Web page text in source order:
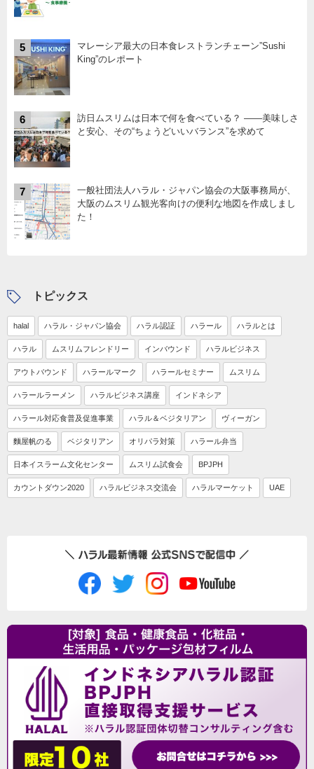
5
マレーシア最大の日本食レストランチェーン”Sushi
King”のレポート
6
訪日ムスリムは日本で何を食べている？ ――美味しさ
と安心、その“ちょうどいいバランス”を求めて
7
一般社団法人ハラル・ジャパン協会の大阪事務局が、
大阪のムスリム観光客向けの便利な地図を作成しまし
た！
トピックス
halal ハラル・ジャパン協会 ハラル認証 ハラール ハラルとは
ハラル ムスリムフレンドリー インバウンド ハラルビジネス
アウトバウンド ハラールマーク ハラールセミナー ムスリム
ハラールラーメン ハラルビジネス講座 インドネシア
ハラール対応食普及促進事業 ハラル＆ベジタリアン ヴィーガン
麵屋帆のる ベジタリアン オリパラ対策 ハラール弁当
日本イスラーム文化センター ムスリム試食会 BPJPH
カウントダウン2020 ハラルビジネス交流会 ハラルマーケット UAE